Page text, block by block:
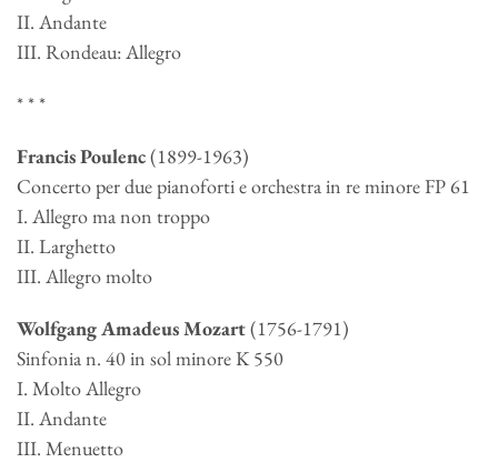
II. Andante
III. Rondeau: Allegro
* * *
Francis Poulenc(1899-1963)
Concerto per due pianoforti e orchestra in re minore FP 61
I. Allegro ma non troppo
II. Larghetto
III. Allegro molto
Wolfgang Amadeus Mozart(1756-1791)
Sinfonia n. 40 in sol minore K 550
I. Molto Allegro
II. Andante
III. Menuetto